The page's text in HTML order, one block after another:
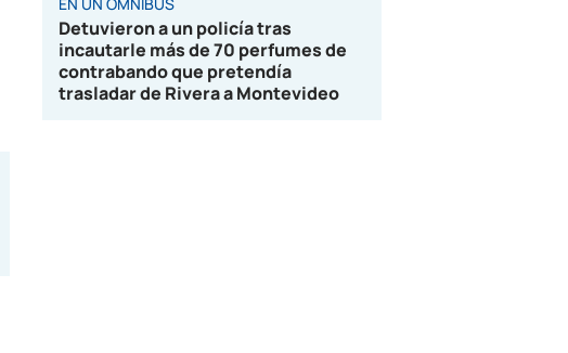
EN UN ÓMNIBUS
Detuvieron a un policía tras
incautarle más de 70 perfumes de
contrabando que pretendía
trasladar de Rivera a Montevideo